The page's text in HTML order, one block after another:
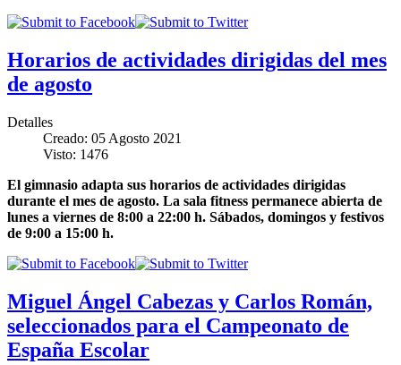
Horarios de actividades dirigidas del mes
de agosto
Detalles
Creado: 05 Agosto 2021
Visto: 1476
El gimnasio adapta sus horarios de actividades dirigidas
durante el mes de agosto. La sala fitness permanece abierta de
lunes a viernes de 8:00 a 22:00 h. Sábados, domingos y festivos
de 9:00 a 15:00 h.
Miguel Ángel Cabezas y Carlos Román,
seleccionados para el Campeonato de
España Escolar